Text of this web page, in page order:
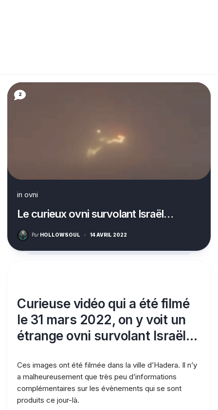
2
in ovni
Le curieux ovni survolant Israël…
Par HOLLOWSOUL · 14 AVRIL 2022
Curieuse vidéo qui a été filmé
le 31 mars 2022, on y voit un
étrange ovni survolant Israël…
Ces images ont été filmée dans la ville d’Hadera. Il n’y
a malheureusement que très peu d’informations
complémentaires sur les évènements qui se sont
produits ce jour-là.